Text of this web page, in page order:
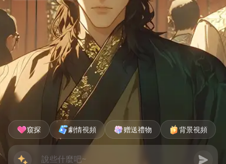
窺探 劇情視頻 赠送禮物 背景視頻